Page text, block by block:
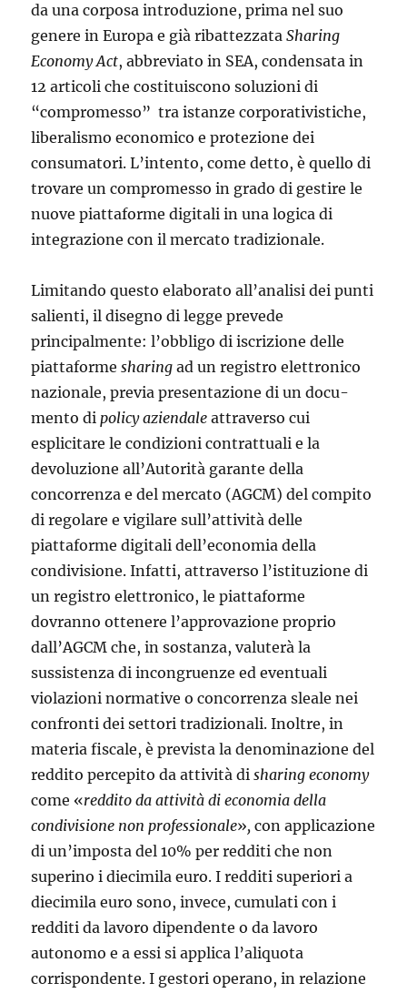
da una corposa intro­duzione, prima nel suo
genere in Europa e già ribattezzataSharing
Economy Act, abbreviato in SEA, condensata in
12 articoli che costituiscono soluzioni di
“compromesso” tra istanze corporativistiche,
liberalismo economico e protezione dei
consumatori. L’intento, come detto, è quello di
trovare un compromesso in grado di gestire le
nuove piattaforme digitali in una logica di
integrazione con il mercato tradizionale.
Limitando questo elaborato all’analisi dei punti
salienti, il disegno di legge prevede
principalmente: l’obbligo di iscrizione delle
piattaformesha­ring ad un registro elettronico
nazionale, previa presentazione di un docu­
mento dipolicy aziendale attraverso cui
esplicitare le condizioni contrattuali e la
devoluzione all’Autorità garante della
concorrenza e del mercato (AGCM) del compito
di regolare e vigilare sull’attività delle
piattaforme di­gitali dell’economia della
condivisione. Infatti, attraverso l’istituzione di
un registro elettronico, le piattaforme
dovranno ottenere l’approvazione proprio
dall’AGCM che, in sostanza, valuterà la
sussistenza di incongruenze ed eventuali
violazioni normative o concorrenza sleale nei
confronti dei settori tradizionali. Inoltre, in
materia fiscale, è prevista la denominazione del
red­dito percepito da attività disharing economy
come «reddito da attività di economia della
condivisione non professionale», con applicazione
di un’imposta del 10% per redditi che non
superino i diecimila euro. I redditi superiori a
diecimila euro sono, invece, cumulati con i
redditi da lavoro di­pendente o da lavoro
autonomo e a essi si applica l’aliquota
corrispondente. I gestori operano, in relazione